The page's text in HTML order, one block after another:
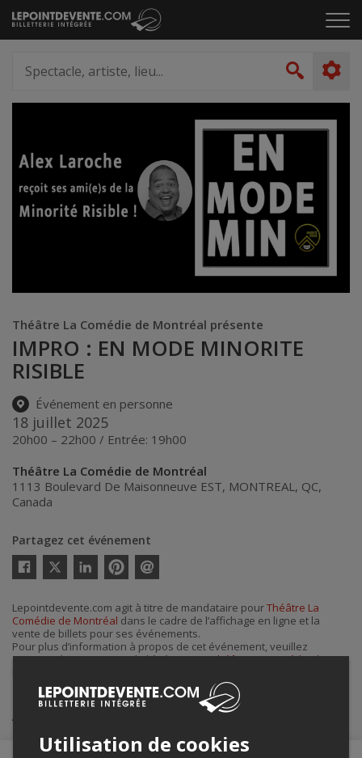
Passer
au
le
artiste,
lieu...
Théâtre La Comédie de Montréal présente
IMPRO : EN MODE MINORITE
RISIBLE
Événement en personne
18 juillet 2025
20h00 – 22h00 / Entrée: 19h00
Théâtre La Comédie de Montréal
1113 Boulevard De Maisonneuve EST, MONTREAL, QC,
Canada
Partagez cet événement
Twitter
courriel
Lepointdevente.com agit à titre de mandataire pourThéâtre La
Comédie de Montréal dans le cadre de l’affichage en ligne et la
vente de billets pour ses événements.
Pour plus d’information à propos de cet événement, veuillez
contacter l’organisateur de l’événement,Théâtre La Comédie de
Achat de billets
Utilisation de cookies